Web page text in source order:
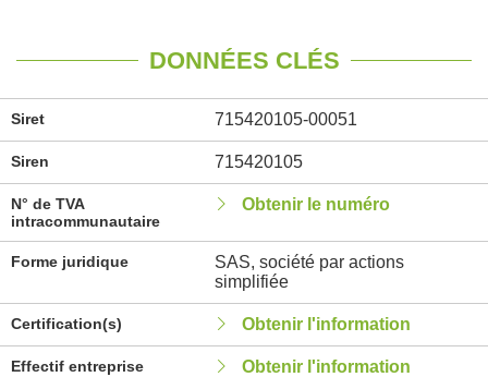
DONNÉES CLÉS
Siret 715420105-00051
Siren 715420105
N° de TVA
intracommunautaire
Obtenir le numéro
Forme juridique
SAS, société par actions
simplifiée
Certification(s) Obtenir l'information
Effectif entreprise Obtenir l'information